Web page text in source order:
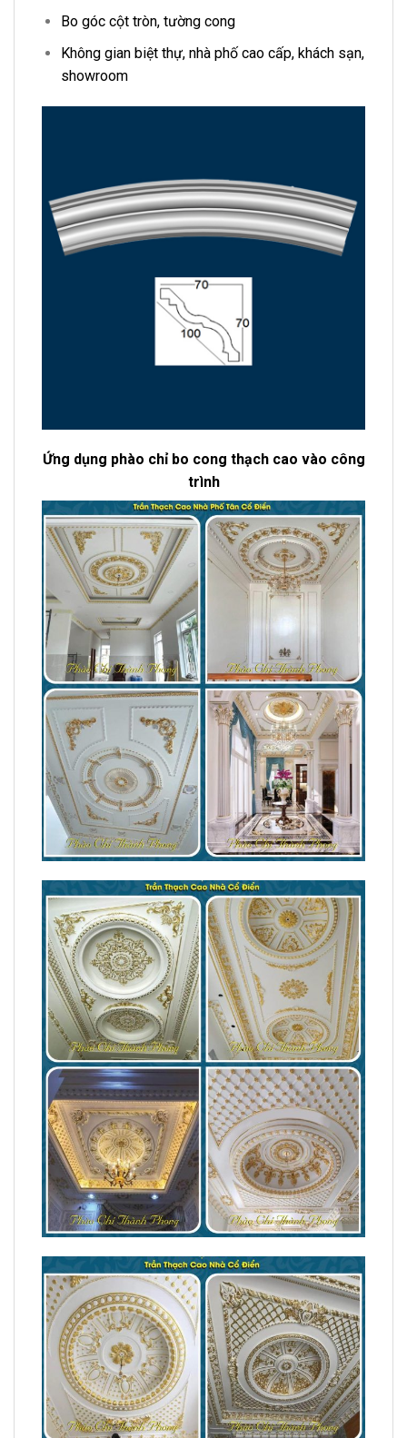
Bo góc cột tròn, tường cong
Không gian biệt thự, nhà phố cao cấp, khách sạn,
showroom
Ứng dụng phào chỉ bo cong thạch cao vào công
trình